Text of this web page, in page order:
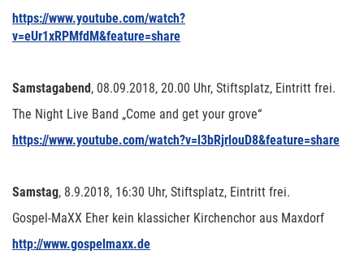
https://www.youtube.com/watch?
v=eUr1xRPMfdM&feature=share
Samstagabend, 08.09.2018, 20.00 Uhr, Stiftsplatz, Eintritt frei.
The Night Live Band „Come and get your grove“
https://www.youtube.com/watch?v=l3bRjrlouD8&feature=share
Samstag, 8.9.2018, 16:30 Uhr, Stiftsplatz, Eintritt frei.
Gospel-MaXX Eher kein klassicher Kirchenchor aus Maxdorf
http://www.gospelmaxx.de